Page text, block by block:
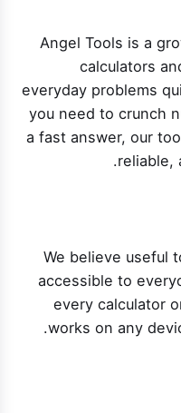
Angel Tools is a
calculators
everyday problems
you need to crunch
a fast answer, our
reliable,
We believe useful
accessible to
every calculator
works on any